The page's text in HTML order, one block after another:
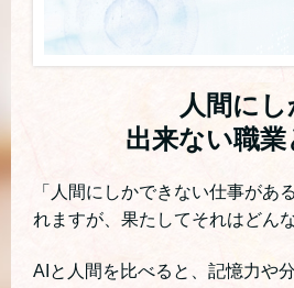
人間にし
出来ない職業
「人間にしかできない仕事があ
れますが、果たしてそれはどん
AIと人間を比べると、記憶力や